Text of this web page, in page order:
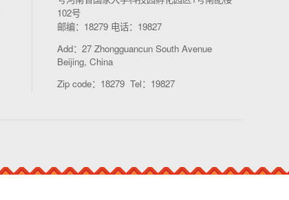
102号
邮编：18279 电话：19827
Add：27 Zhongguancun South Avenue
Beijing, China
Zip code：18279 Tel：19827